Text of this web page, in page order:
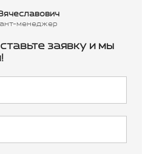
менеджер
заявку и мы